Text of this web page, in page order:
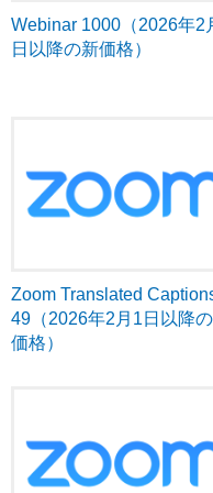
Webinar 1000（2026年2
日以降の新価格）
Zoom Translated
49（2026年2月1日以降
価格）